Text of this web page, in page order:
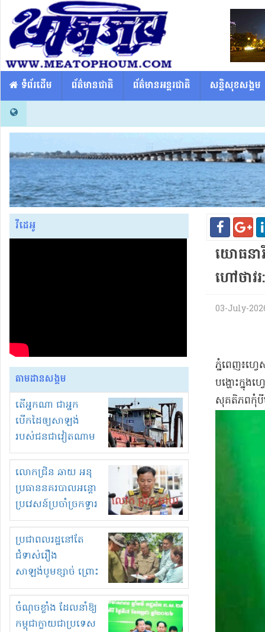
​​ ទំព័រដើម ព័ត៌មានជាតិ ព័ត៌មានអន្តរជាតិ សន្តិសុខសង្គម
វីដេអូ
តាមដានសង្គម
តើអ្នកណា ជាអ្នក
បើកដៃឲ្យសាឡង់
របស់ជនជាវៀតណាម
ចូល មកខុស
ច្បាប់លួចបូមខ្សាច់នៅ
ក្នុងប្រទេសកម្ពុជា
លោកជ្រិន ឆាយ អនុ
ប្រធាននគរបាលអន្តោ
ប្រវេសន៍ប្រចាំច្រកទ្វារ
ព្រំដែនភ្នំឌិន និងឈ្មួញ
មួយចំនួនទៀត
កំពង់តែគុបគិតគ្នា
ធ្វើសកម្មភាពរកស៊ីនិង
ស្តុកទំនិញគេចពន្ធ?
ប្រជាពលរដ្ឋនៅតែ
ជំទាស់រឿង
សាឡង់បូមខ្សាច់ ព្រោះ
ខ្លាចបាក់ច្រាំងទៀត!
ចំណុចខ្លាំង ដែលនាំឱ្យ
កម្ពុជាក្លាយជាប្រទេស
យោធនា
ហៅថាវ
03-July-
ភ្នំពេញ៖ហ្
បង្ហោះក្នុ
សុគតិភពកុំបីឃ្